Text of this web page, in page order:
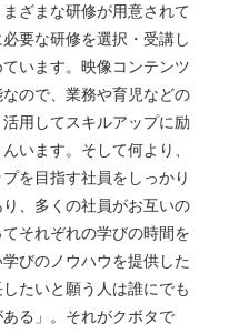
ざまな研修が用意されて
要な研修を選択・受講し
います。映像コンテンツ
ので、業務や育児などの
用してスキルアップに励
います。そして何より、
を目指す社員をしっかり
、多くの社員がお互いの
それぞれの学びの時間を
びのノウハウを提供した
たいと願う人は誰にでも
る」。それがクボタで